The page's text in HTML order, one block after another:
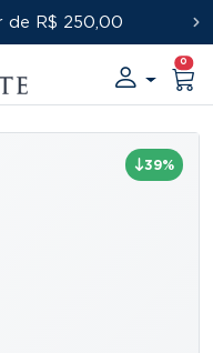
de R$ 250,00
0
39%